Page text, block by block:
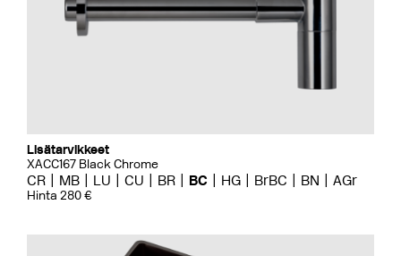
Lisätarvikkeet
XACC167 Black Chrome
CR MB LU CU BR BC HG BrBC BN AGr
Hinta 280 €